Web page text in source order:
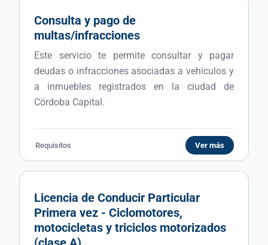
Consulta y pago de
multas/infracciones
Este servicio te permite consultar y pagar
deudas o infracciones asociadas a vehículos y
a inmuebles registrados en la ciudad de
Córdoba Capital.
Requisitos Ver más
Licencia de Conducir Particular
Primera vez - Ciclomotores,
motocicletas y triciclos motorizados